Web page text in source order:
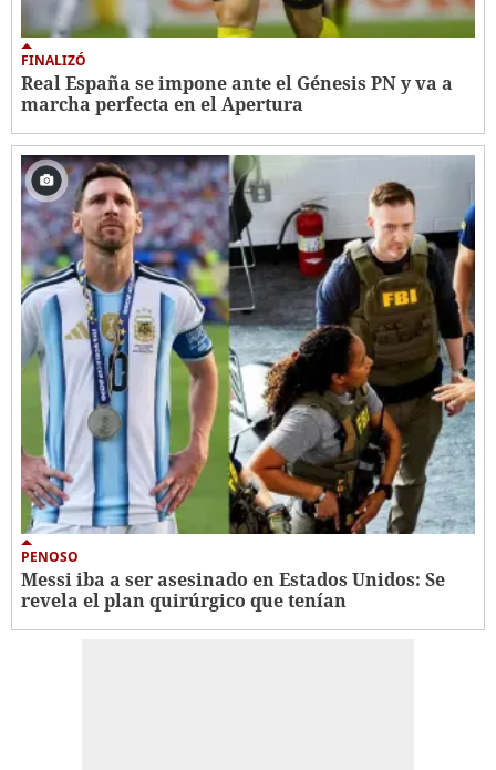
FINALIZÓ
Real España se impone ante el Génesis PN y va a
marcha perfecta en el Apertura
PENOSO
Messi iba a ser asesinado en Estados Unidos: Se
revela el plan quirúrgico que tenían